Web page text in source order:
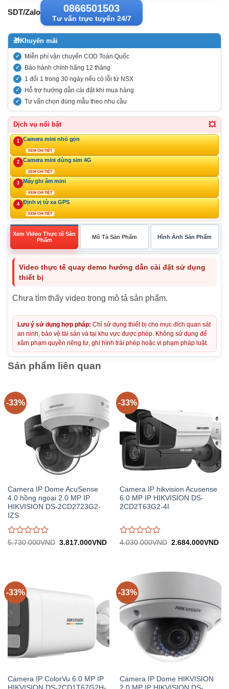
SDT/Zalo 0866501503
Tư vấn trực tuyến 24/7
🎁Khuyến mãi
Miễn phí vận chuyển COD Toàn Quốc
Bảo hành chính hãng 12 tháng
1 đổi 1 trong 30 ngày nếu có lỗi từ NSX
Hỗ trợ hướng dẫn cài đặt khi mua hàng
Tư vấn chọn đúng mẫu theo nhu cầu
Dịch vụ nổi bật 💥
1 Camera mini nhỏ gọn
XEM CHI TIẾT
2 Camera mini dùng sim 4G
XEM CHI TIẾT
3 Máy ghi âm mini
XEM CHI TIẾT
4 Định vị từ xa GPS
XEM CHI TIẾT
Xem Video Thực tế Sản
Phẩm
Mô Tả Sản Phẩm Hình Ảnh Sản Phẩm
Video thực tế quay demo hướng dẫn cài đặt sử dụng
thiết bị
Chưa tìm thấy video trong mô tả sản phẩm.
Lưu ý sử dụng hợp pháp: Chỉ sử dụng thiết bị cho mục đích quan sát
an ninh, bảo vệ tài sản và tại khu vực được phép. Không sử dụng để
xâm phạm quyền riêng tư, ghi hình trái phép hoặc vi phạm pháp luật.
Sản phẩm liên quan
-33%
Camera IP Dome AcuSense
4.0 hồng ngoại 2.0 MP IP
HIKVISION DS-2CD2723G2-
IZS
Được
5
5.730.000VND Giá
3.817.000VNDGiá
-33%
Camera IP hikvision Acusense
6.0 MP IP HIKVISION DS-
2CD2T63G2-4I
Được
5
4.030.000VND Giá
2.684.000VNDGiá
-33%
Camera IP ColorVu 6.0 MP IP
-33%
Camera IP Dome HIKVISION